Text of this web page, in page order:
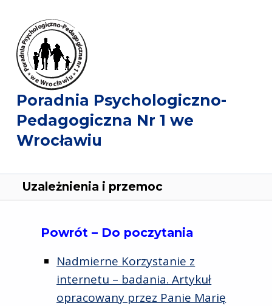
Poradnia Psychologiczno-
Pedagogiczna Nr 1 we
Wrocławiu
Uzależnienia i przemoc
Powrót – Do poczytania
Nadmierne Korzystanie z
internetu – badania. Artykuł
opracowany przez Panie Marię